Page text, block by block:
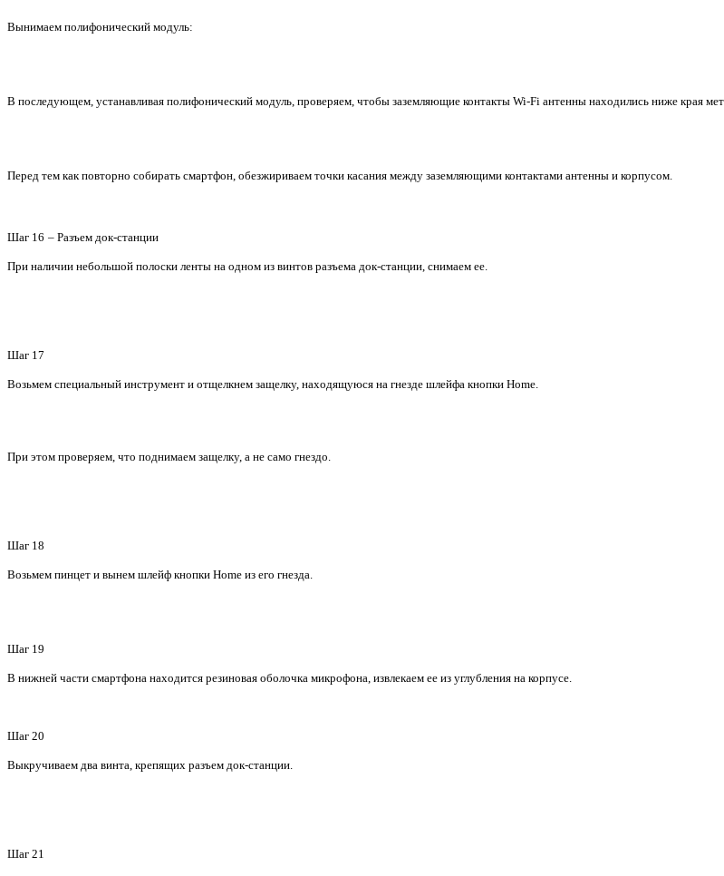
Вынимаем полифонический модуль:
В последующем, устанавливая полифонический модуль, проверяем, чтобы заземляющие контакты Wi-Fi антенны находились ниже края
Перед тем как повторно собирать смартфон, обезжириваем точки касания между заземляющими контактами антенны и корпусом.
Шаг 16 – Разъем док-станции
При наличии небольшой полоски ленты на одном из винтов разъема док-станции, снимаем ее.
Шаг 17
Возьмем специальный инструмент и отщелкнем защелку, находящуюся на гнезде шлейфа кнопки Home
При этом проверяем, что поднимаем защелку, а не само гнездо.
Шаг 18
Возьмем пинцет и вынем шлейф кнопки Home из его гнезда.
Шаг 19
В нижней части смартфона находится резиновая оболочка микрофона, извлекаем ее из углубления на корпусе.
Шаг 20
Выкручиваем два винта, крепящих разъем док-станции.
Шаг 21